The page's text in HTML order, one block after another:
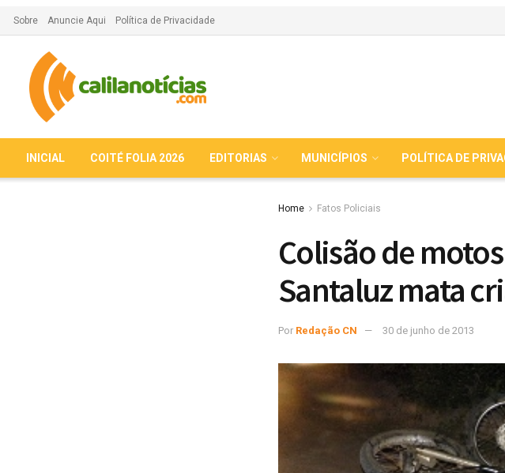
Sobre Anuncie Aqui Política de Privacidade
INICIAL COITÉ FOLIA 2026 EDITORIAS MUNICÍPIOS POLÍTICA DE
Home Fatos Policiais
Colisão de
Santaluz mata
Por Redação CN 30 de junho de 2013